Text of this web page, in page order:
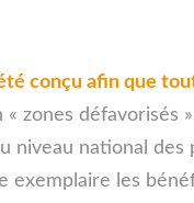
conçu afin que
zones défavorisés
niveau national des
exemplaire les